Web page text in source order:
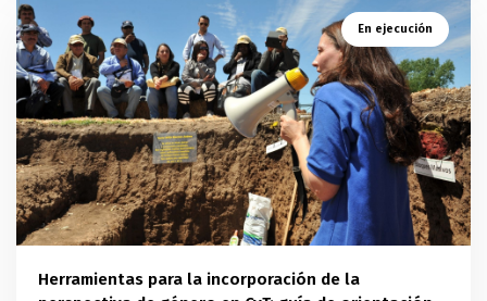
En ejecución
Herramientas para la incorporación de la